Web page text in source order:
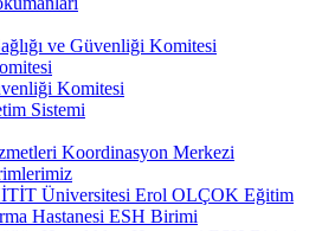
ve Güvenliği Komitesi
Komitesi
Sistemi
Koordinasyon Merkezi
Üniversitesi Erol OLÇOK Eğitim
Hastanesi ESH Birimi